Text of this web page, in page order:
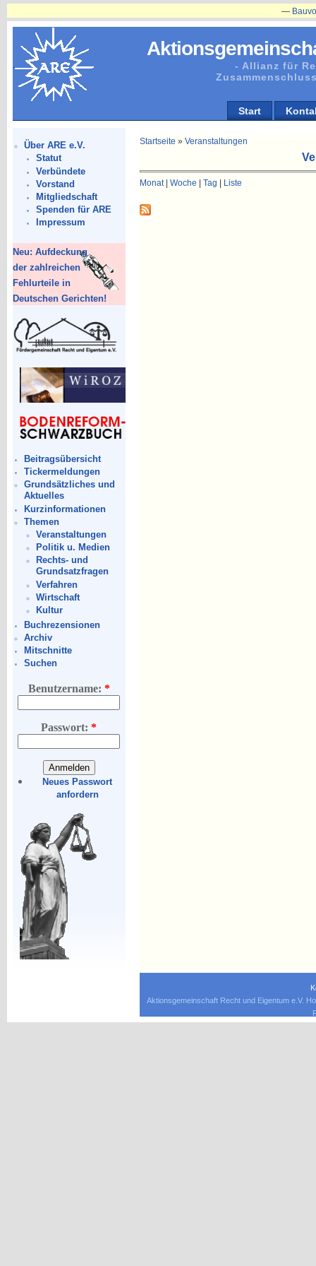
- Allianz für
Start
Über ARE e.V.
Statut
Verbündete
Vorstand
Mitgliedschaft
Spenden für ARE
Impressum
Neu: Aufdeckung
der zahlreichen
Fehlurteile in
Deutschen Gerichten!
Beitragsübersicht
Tickermeldungen
Grundsätzliches und
Aktuelles
Kurzinformationen
Themen
Veranstaltungen
Politik u. Medien
Rechts- und
Grundsatzfragen
Verfahren
Wirtschaft
Kultur
Buchrezensionen
Archiv
Mitschnitte
Suchen
Benutzername: *
Passwort:*
Neues Passwort
anfordern
Startseite » Veranstaltungen
Monat| Woche Tag Liste
Aktionsgemeinschaft Recht und Eigentum e.V.